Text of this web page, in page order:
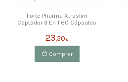
Forte Pharma Xtraslim
Captador 3 En 1 60 Cápsulas
23,50€
Comprar